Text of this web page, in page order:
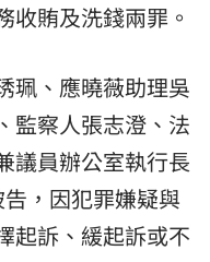
收賄及洗錢兩罪。
珮、應曉薇助理吳
監察人張志澄、法
議員辦公室執行長
，因犯罪嫌疑與
起訴、緩起訴或不